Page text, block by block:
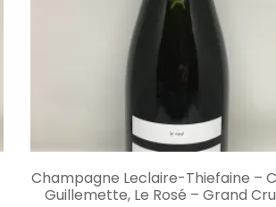
AJOUTER AU PANIER
Champagne Leclaire-Thiefaine –
Guillemette, Le Rosé – Grand Cru